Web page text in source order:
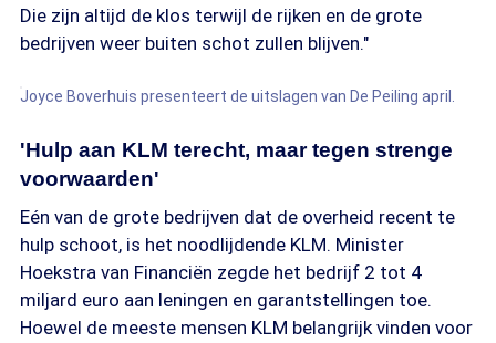
Die zijn altijd de klos terwijl de rijken en de grote
bedrijven weer buiten schot zullen blijven."
Joyce Boverhuis presenteert de uitslagen van De Peiling april.
'Hulp aan KLM terecht, maar tegen strenge
voorwaarden'
Eén van de grote bedrijven dat de overheid recent te
hulp schoot, is het noodlijdende KLM. Minister
Hoekstra van Financiën zegde het bedrijf 2 tot 4
miljard euro aan leningen en garantstellingen toe.
Hoewel de meeste mensen KLM belangrijk vinden voor